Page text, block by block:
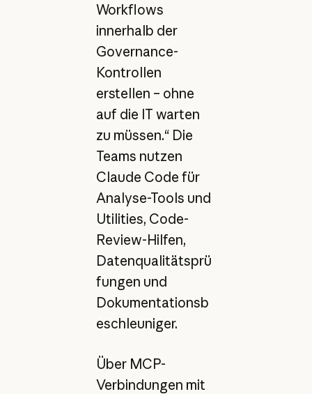
Workflows
innerhalb der
Governance-
Kontrollen
erstellen – ohne
auf die IT warten
zu müssen.“ Die
Teams nutzen
Claude Code für
Analyse-Tools und
Utilities, Code-
Review-Hilfen,
Datenqualitätsprü
fungen und
Dokumentationsb
eschleuniger.
Über MCP-
Verbindungen mit